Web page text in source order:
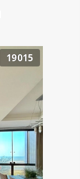
19015